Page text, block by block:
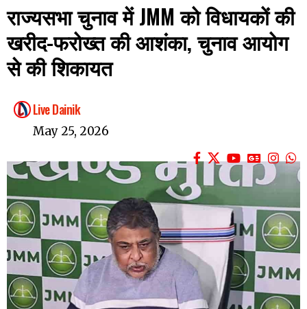
राज्यसभा चुनाव में JMM को विधायकों की
खरीद-फरोख्त की आशंका, चुनाव आयोग
से की शिकायत
Live Dainik
May 25, 2026